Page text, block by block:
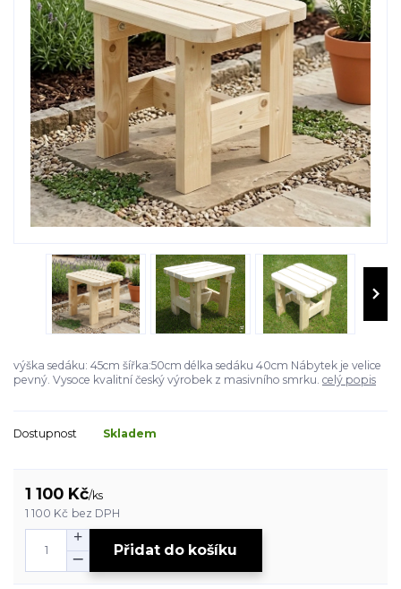
výška sedáku: 45cm šířka:50cm délka sedáku 40cm Nábytek je velice
pevný. Vysoce kvalitní český výrobek z masivního smrku. celý popis
Dostupnost Skladem
1 100 Kč/ks
1 100 Kč bez DPH
Přidat do košíku